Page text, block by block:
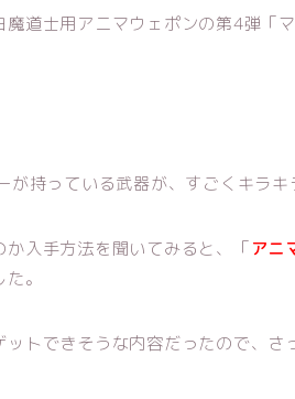
魔道士用アニマウェポンの第4弾「
が持っている武器が、すごくキラキ
か入手方法を聞いてみると、「アニ
。
ットできそうな内容だったので、